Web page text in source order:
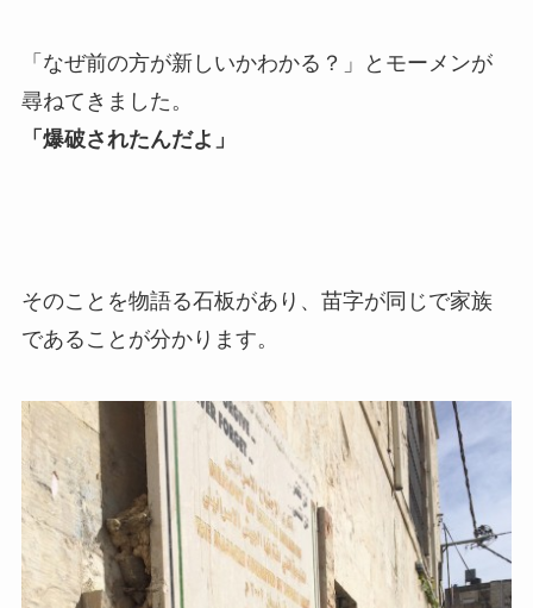
「なぜ前の方が新しいかわかる？」とモーメンが
尋ねてきました。
「爆破されたんだよ」
そのことを物語る石板があり、苗字が同じで家族
であることが分かります。